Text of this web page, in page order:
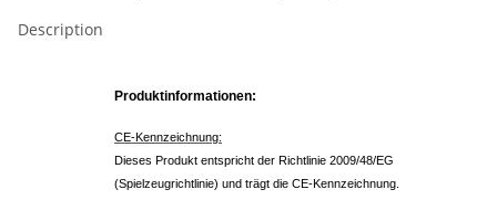
Description
Produktinformationen:
CE-Kennzeichnung:
Dieses Produkt entspricht der Richtlinie 2009/48/EG
(Spielzeugrichtlinie) und trägt die CE-Kennzeichnung.